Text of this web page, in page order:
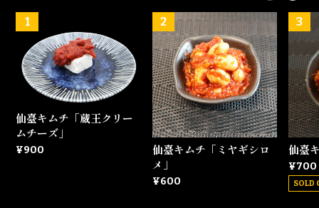
仙臺キムチ「蔵王クリー
ムチーズ」
¥900
仙臺キムチ「ミヤギシロ
メ」
¥600
仙臺
¥700
SOLD